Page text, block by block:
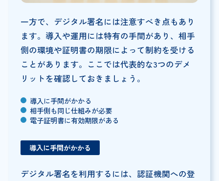
一方で、デジタル署名には注意すべき点もあり
ます。導入や運用には特有の手間があり、相手
側の環境や証明書の期限によって制約を受ける
ことがあります。ここでは代表的な3つのデメ
リットを確認しておきましょう。
導入に手間がかかる
相手側も同じ仕組みが必要
電子証明書に有効期限がある
導入に手間がかかる
デジタル署名を利用するには、認証機関への登